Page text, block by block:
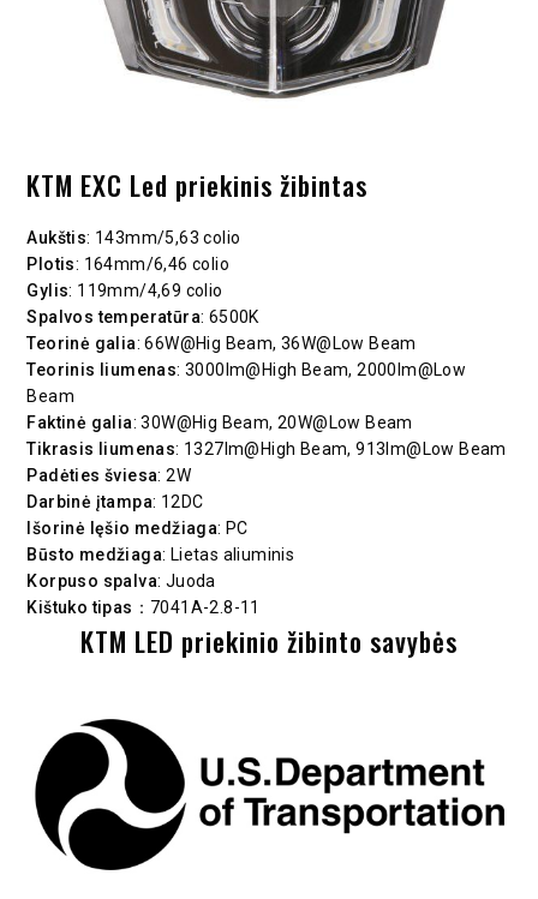
KTM EXC Led priekinis žibintas
Aukštis: 143mm/5,63 colio
Plotis: 164mm/6,46 colio
Gylis: 119mm/4,69 colio
Spalvos temperatūra: 6500K
Teorinė galia: 66W@Hig Beam, 36W@Low Beam
Teorinis liumenas: 3000lm@High Beam, 2000lm@Low
Beam
Faktinė galia: 30W@Hig Beam, 20W@Low Beam
Tikrasis liumenas: 1327lm@High Beam, 913lm@Low Beam
Padėties šviesa: 2W
Darbinė įtampa: 12DC
Išorinė lęšio medžiaga: PC
Būsto medžiaga: Lietas aliuminis
Korpuso spalva: Juoda
Kištuko tipas ：7041A-2.8-11
KTM LED priekinio žibinto savybės